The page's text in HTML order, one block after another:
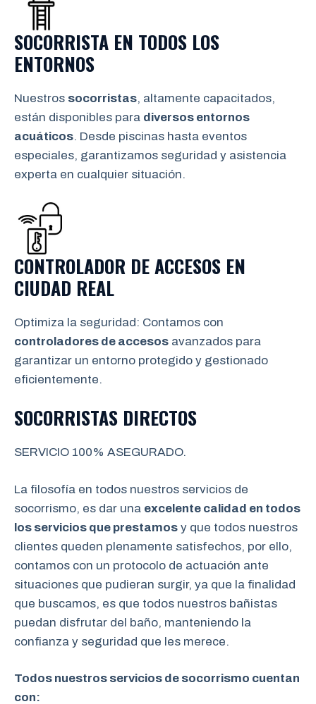
SOCORRISTA EN TODOS LOS
ENTORNOS
Nuestros socorristas, altamente capacitados,
están disponibles para diversos entornos
acuáticos. Desde piscinas hasta eventos
especiales, garantizamos seguridad y asistencia
experta en cualquier situación.
CONTROLADOR DE ACCESOS EN
CIUDAD REAL
Optimiza la seguridad: Contamos con
controladores de accesos avanzados para
garantizar un entorno protegido y gestionado
eficientemente.
SOCORRISTAS DIRECTOS
SERVICIO 100% ASEGURADO.
La filosofía en todos nuestros servicios de
socorrismo, es dar una excelente calidad en todos
los servicios que prestamos y que todos nuestros
clientes queden plenamente satisfechos, por ello,
contamos con un protocolo de actuación ante
situaciones que pudieran surgir, ya que la finalidad
que buscamos, es que todos nuestros bañistas
puedan disfrutar del baño, manteniendo la
confianza y seguridad que les merece.
Todos nuestros servicios de socorrismo cuentan
con: